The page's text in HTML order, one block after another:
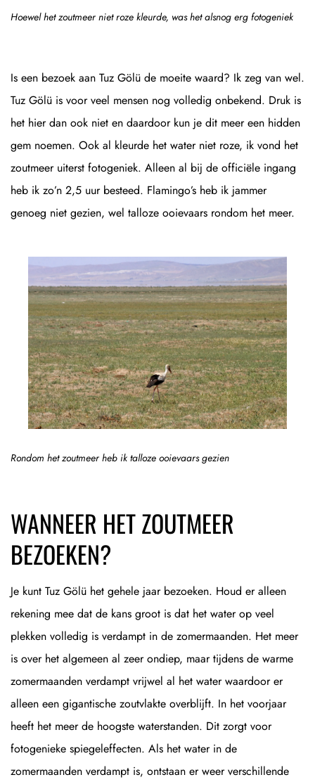
Hoewel het zoutmeer niet roze kleurde, was het alsnog erg fotogeniek
Is een bezoek aan Tuz Gölü de moeite waard? Ik zeg van wel.
Tuz Gölü is voor veel mensen nog volledig onbekend. Druk is
het hier dan ook niet en daardoor kun je dit meer een hidden
gem noemen. Ook al kleurde het water niet roze, ik vond het
zoutmeer uiterst fotogeniek. Alleen al bij de officiële ingang
heb ik zo’n 2,5 uur besteed. Flamingo’s heb ik jammer
genoeg niet gezien, wel talloze ooievaars rondom het meer.
Rondom het zoutmeer heb ik talloze ooievaars gezien
WANNEER HET ZOUTMEER
BEZOEKEN?
Je kunt Tuz Gölü het gehele jaar bezoeken. Houd er alleen
rekening mee dat de kans groot is dat het water op veel
plekken volledig is verdampt in de zomermaanden. Het meer
is over het algemeen al zeer ondiep, maar tijdens de warme
zomermaanden verdampt vrijwel al het water waardoor er
alleen een gigantische zoutvlakte overblijft. In het voorjaar
heeft het meer de hoogste waterstanden. Dit zorgt voor
fotogenieke spiegeleffecten. Als het water in de
zomermaanden verdampt is, ontstaan er weer verschillende